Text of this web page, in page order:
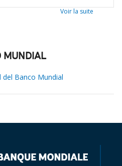
Voir la suite
MUNDIAL
del Banco Mundial